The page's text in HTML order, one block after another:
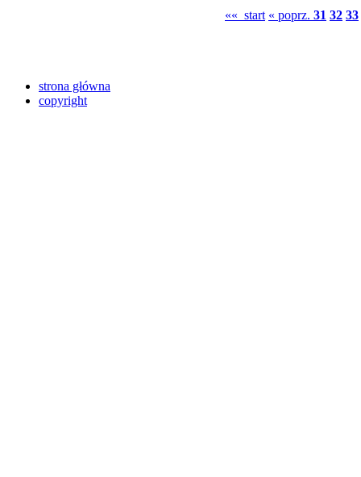
«« start « poprz. 31 32 33
strona główna
copyright